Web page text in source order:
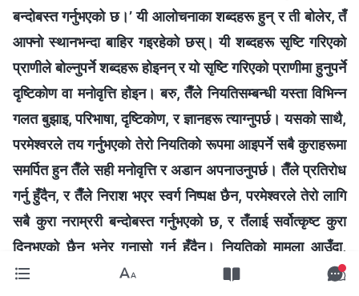
बन्दोबस्त गर्नुभएको छ।’ यी आलोचनाका शब्‍दहरू हुन् र ती बोलेर, तँ
आफ्‍नो स्थानभन्दा बाहिर गइरहेको छस्। यी शब्‍दहरू सृष्टि गरिएको
प्राणीले बोल्‍नुपर्ने शब्‍दहरू होइनन् र यो सृष्टि गरिएको प्राणीमा हुनुपर्ने
दृष्टिकोण वा मनोवृत्ति होइन। बरु, तैँले नियतिसम्‍बन्धी यस्ता विभिन्‍न
गलत बुझाइ, परिभाषा, दृष्टिकोण, र ज्ञानहरू त्याग्‍नुपर्छ। यसको साथै,
परमेश्‍वरले तय गर्नुभएको तेरो नियतिको रूपमा आइपर्ने सबै कुराहरूमा
समर्पित हुन तैँले सही मनोवृत्ति र अडान अपनाउनुपर्छ। तैँले प्रतिरोध
गर्नु हुँदैन, र तैँले निराश भएर स्वर्ग निष्पक्ष छैन, परमेश्‍वरले तेरो लागि
सबै कुरा नराम्ररी बन्दोबस्त गर्नुभएको छ, र तँलाई सर्वोत्कृष्ट कुरा
दिनुभएको छैन भनेर गुनासो गर्नु हुँदैन। नियतिको मामला आउँदा,
सृजित प्राणीहरूसँग छनोट गर्ने कुनै अधिकार हुँदैन। परमेश्‍वरले